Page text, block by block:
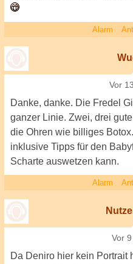
Alarm
Vor
Danke, danke. Die Fredel
ganzer Linie. Zwei, drei
die Ohren wie billiges
inklusive Tipps für den
Scharte auswetzen kann.
Alarm
Vor
Da Deniro hier kein Portrait